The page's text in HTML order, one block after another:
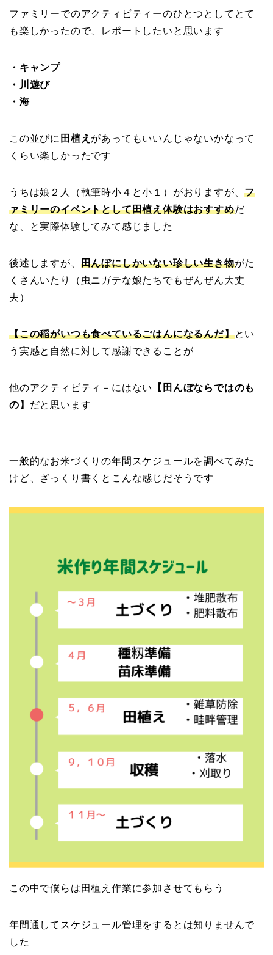
ファミリーでのアクティビティーのひとつとしてとて
も楽しかったので、レポートしたいと思います
・キャンプ
・川遊び
・海
この並びに 田植え があってもいいんじゃないかなって
くらい楽しかったです
うちは娘２人（執筆時小４と小１）がおりますが、フ
ァミリーのイベントとして田植え体験はおすすめだ
な、と実際体験してみて感じました
後述しますが、 田んぼにしかいない珍しい生き物がた
くさんいたり（虫ニガテな娘たちでもぜんぜん大丈
夫）
【この稲がいつも食べているごはんになるんだ】とい
う実感と自然に対して感謝できることが
他のアクティビティ－にはない
【田んぼならではのも
の】 だと思います
一般的なお米づくりの年間スケジュールを調べてみた
けど、ざっくり書くとこんな感じだそうです
この中で僕らは田植え作業に参加させてもらう
年間通してスケジュール管理をするとは知りませんで
した